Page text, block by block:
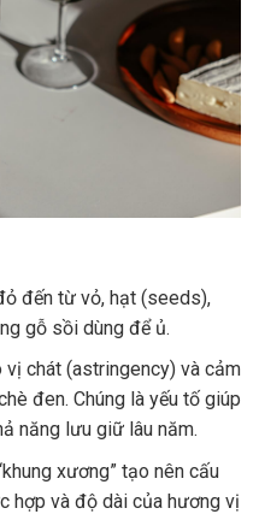
đến từ vỏ, hạt (seeds),
gỗ sồi dùng để ủ.
vị chát (astringency) và cảm
đen. Chúng là yếu tố giúp
năng lưu giữ lâu năm.
xương” tạo nên cấu
hợp và độ dài của hương vị